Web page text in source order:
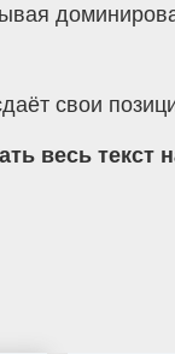
свои
весь текст